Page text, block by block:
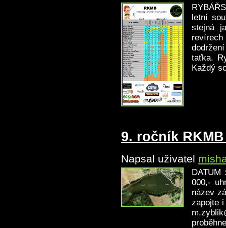
letní
stejná
revírech
taťka.
Každý
9. ročník
Napsal uživatel
000,-
název
zapojte